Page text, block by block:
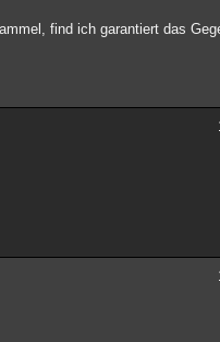
find ich garantiert das